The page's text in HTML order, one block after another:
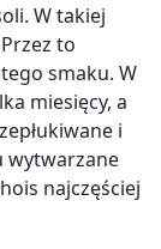
W takiej
to
smaku. W
miesięcy, a
i
wytwarzane
najczęściej